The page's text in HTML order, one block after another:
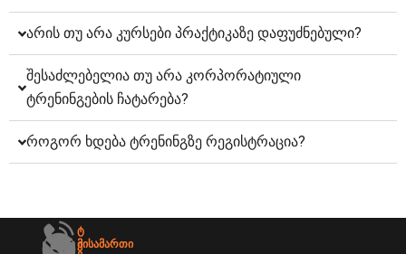
არის თუ არა კურსები პრაქტიკაზე დაფუძნებული?
შესაძლებელია თუ არა კორპორატიული
ტრენინგების ჩატარება?
როგორ ხდება ტრენინგზე რეგისტრაცია?
Ტ
Ე
Მისამართი